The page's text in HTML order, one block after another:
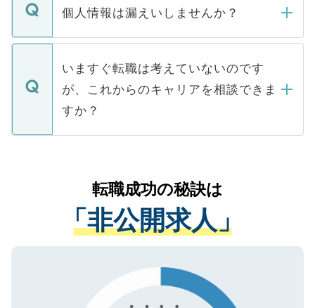
■応募殺到を避けるため 人気のある医療機
関を公にしてしまうと、応募が殺到する場
に、医療機関が求める条件に合った人材の
みを人材紹介会社に依頼するケースが増え
ています。
ん。また、仮に応募先から内定をいただい
定を承諾する必要はありません。内定先へ
の辞退の連絡はキャリアパートナーが行い
個人情報は漏えいしませんか？
個人情報が漏えいすることはありませんの
で、ご安心ください。当サイトからの登録
などで収集したご登録者様の個人情報は、
ご本人のキャリアアップおよび転職活動の
支援を目的に使用いたします。お預かりし
ているすべての個人データはご本人の許可
は、個人情報の取り扱いについての厳密な
管理基準を満たした事業者のみに付与され
る、プライバシーマークを取得済みです。
で、機密保持に関してもご安心ください。
いますぐ転職は考えていないのです
が、これからのキャリアを相談できま
すか？
かがいして、現在の医療機関の状況や紹介
経験をまじえながら、適切なアドバイスを
させていただきます。すぐにご転職をされ
ない方には、長期的なサポートが可能です
ので、まずはご登録ください。
転職成功の秘訣は
「非公開求人」